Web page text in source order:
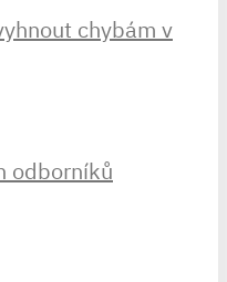
chybám v
odborníků